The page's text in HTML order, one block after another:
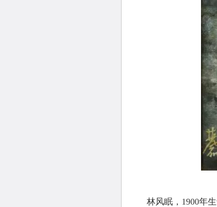
林风眠，1900年生